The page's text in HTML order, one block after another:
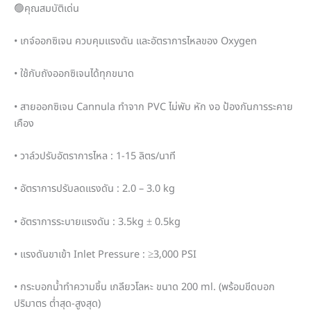
🟢คุณสมบัติเด่น
• เกจ์ออกซิเจน ควบคุมแรงดัน และอัตราการไหลของ Oxygen
• ใช้กับถังออกซิเจนได้ทุกขนาด
• สายออกซิเจน Cannula ทำจาก PVC ไม่พับ หัก งอ ป้องกันการระคาย
เคือง
• วาล์วปรับอัตราการไหล : 1-15 ลิตร/นาที
• อัตราการปรับลดแรงดัน : 2.0 – 3.0 kg
• อัตราการระบายแรงดัน : 3.5kg ± 0.5kg
• แรงดันขาเข้า Inlet Pressure : ≥3,000 PSI
• กระบอกน้ำทำความชิ้น เกลียวโลหะ ขนาด 200 ml. (พร้อมขีดบอก
ปริมาตร ต่ำสุด-สูงสุด)